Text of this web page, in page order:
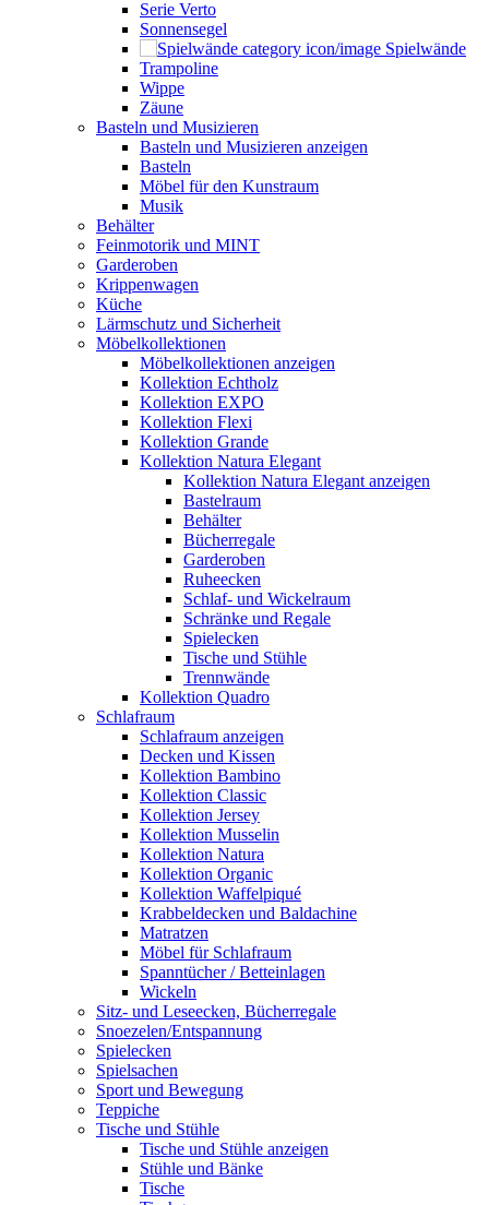
Serie Verto
Sonnensegel
Spielwände
Trampoline
Wippe
Zäune
Basteln und Musizieren
Basteln und Musizieren anzeigen
Basteln
Möbel für den Kunstraum
Musik
Behälter
Feinmotorik und MINT
Garderoben
Krippenwagen
Küche
Lärmschutz und Sicherheit
Möbelkollektionen
Möbelkollektionen anzeigen
Kollektion Echtholz
Kollektion EXPO
Kollektion Flexi
Kollektion Grande
Kollektion Natura Elegant
Kollektion Natura Elegant anzeigen
Bastelraum
Behälter
Bücherregale
Garderoben
Ruheecken
Schlaf- und Wickelraum
Schränke und Regale
Spielecken
Tische und Stühle
Trennwände
Kollektion Quadro
Schlafraum
Schlafraum anzeigen
Decken und Kissen
Kollektion Bambino
Kollektion Classic
Kollektion Jersey
Kollektion Musselin
Kollektion Natura
Kollektion Organic
Kollektion Waffelpiqué
Krabbeldecken und Baldachine
Matratzen
Möbel für Schlafraum
Spanntücher / Betteinlagen
Wickeln
Sitz- und Leseecken, Bücherregale
Snoezelen/Entspannung
Spielecken
Spielsachen
Sport und Bewegung
Teppiche
Tische und Stühle
Tische und Stühle anzeigen
Stühle und Bänke
Tische